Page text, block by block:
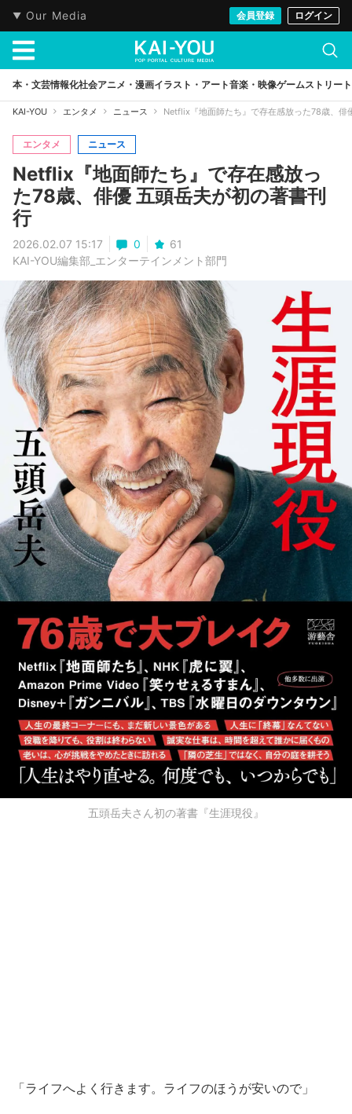
Our Media 会員登録 ログイン
本・文芸情報化社会アニメ・漫画イラスト・アート音楽・映像ゲームストリート
KAI-YOU エンタメ ニュース Netflix『地面師たち』で存在感放った78歳、俳
エンタメ ニュース
Netflix『地面師たち』で存在感放っ
た78歳、俳優 五頭岳夫が初の著書刊
行
2026.02.07 15:17 0
61
KAI-YOU編集部_エンターテインメント部門
五頭岳夫さん初の著書『生涯現役』
「ライフへよく行きます。ライフのほうが安いので」